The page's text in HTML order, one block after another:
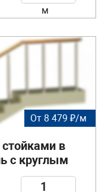
м
От 8 479 ₽/м
в
с круглым
без